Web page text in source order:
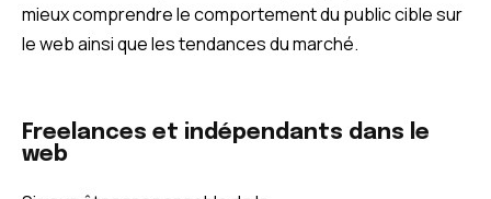
mieux comprendre le comportement du public cible sur
le web ainsi que les tendances du marché.
Freelances et indépendants dans le
web